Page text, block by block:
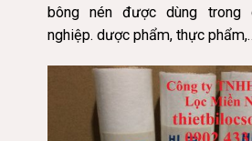
bông nén được dùng trong
nghiệp. dược phẩm, thực